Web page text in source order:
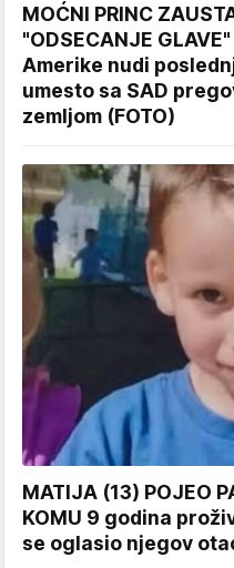
MOĆNI PRINC
"ODSECANJE
Amerike nudi
umesto sa SAD
zemljom (FOTO)
MATIJA (13) POJEO
KOMU 9 godina
se oglasio njegov